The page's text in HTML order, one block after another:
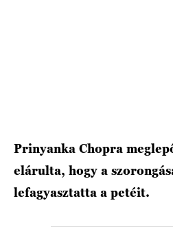
Prinyanka Chopra
elárulta, hogy a
lefagyasztatta a petéit.